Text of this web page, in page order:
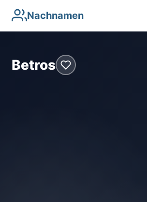
Nachnamen
Betros